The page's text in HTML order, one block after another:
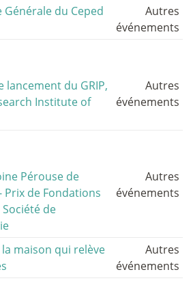
Générale du Ceped
Autres
événements
lancement du GRIP,
Institute of
Autres
événements
Pérouse de
Prix de Fondations
de
Autres
événements
maison qui relève
Autres
événements